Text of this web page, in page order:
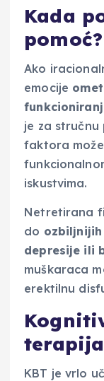
Kada
pomoć?
Ako
emocije
je za stručnu
faktora
iskustvima.
Netretirana
do ozbiljnijih
depresije ili
muškaraca
erektilnu
KBT je vrlo